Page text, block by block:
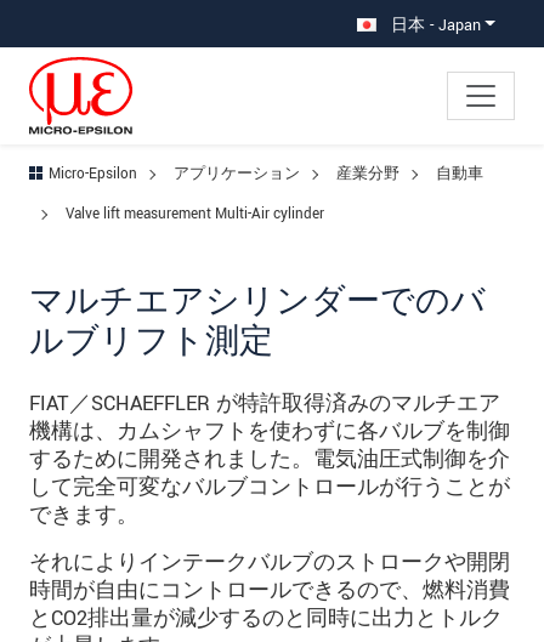
日本 - Japan
Micro-Epsilon アプリケーション 産業分野
自動車
Valve lift measurement Multi-Air cylinder
マルチエアシリンダーでのバ
ルブリフト測定
FIAT／SCHAEFFLER が特許取得済みのマルチエア
機構は、カムシャフトを使わずに各バルブを制御
するために開発されました。電気油圧式制御を介
して完全可変なバルブコントロールが行うことが
できます。
それによりインテークバルブのストロークや開閉
時間が自由にコントロールできるので、燃料消費
とCO2排出量が減少するのと同時に出力とトルク